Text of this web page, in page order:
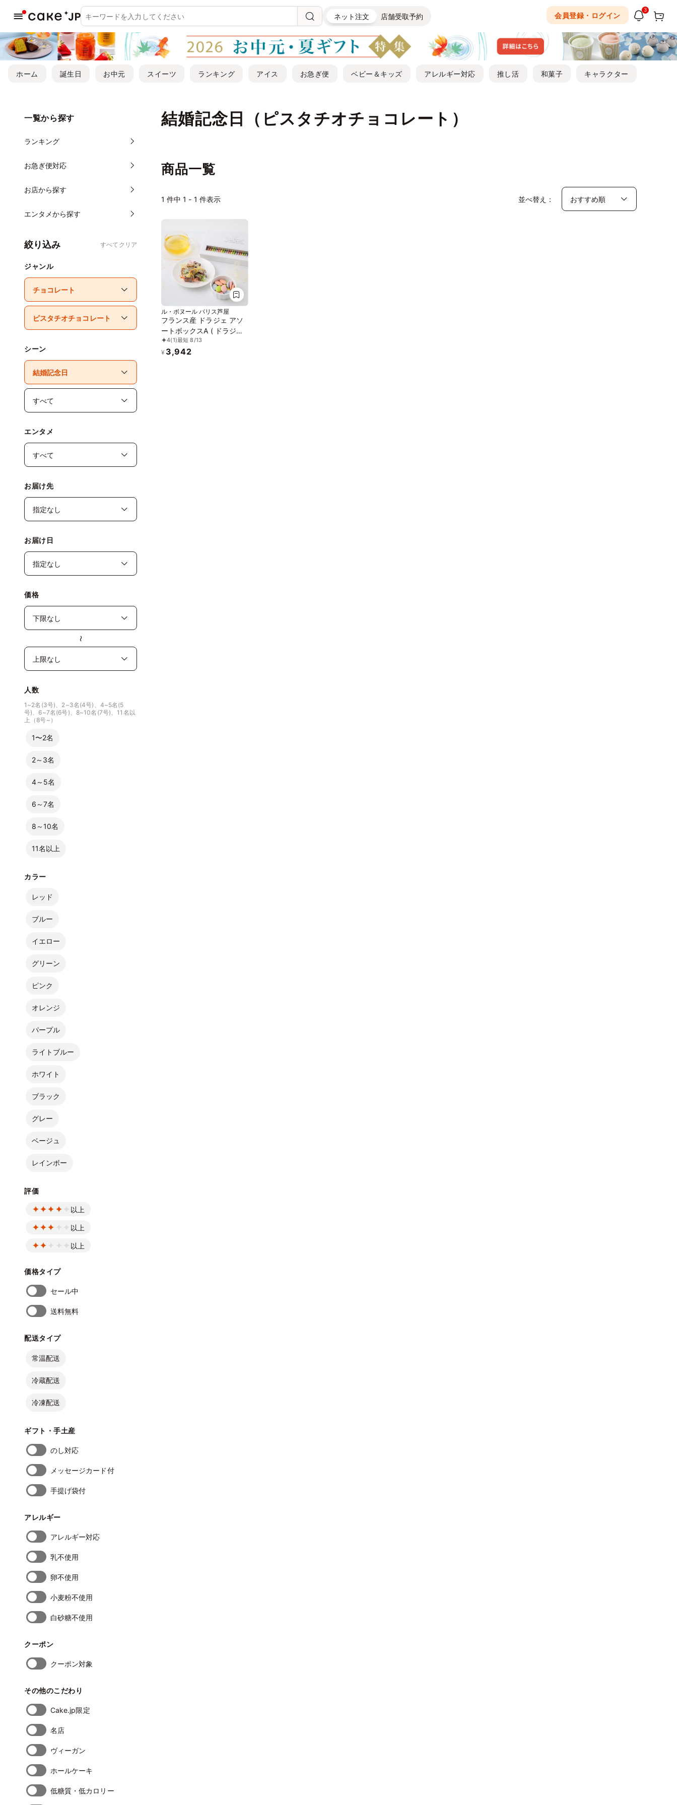
ネット注文 店舗受取予約 会員登録・ログイン
3
ホーム 誕生日 お中元 スイーツ ランキング アイス お急ぎ便 ベビー＆キッズ アレルギー対応 推し活 和菓子 キャラクター
結婚記念日（ピスタチオチョコレート）
一覧から探す
ランキング
お急ぎ便対応
お店から探す
エンタメから探す
絞り込み すべてクリア
ジャンル
シーン
エンタメ
お届け先
お届け日
価格
〜
人数
1~2名(3号)、2~3名(4号)、4~5名(5
号)、6~7名(6号)、8~10名(7号)、11名以
上（8号~）
1〜2名
2～3名
4～5名
6～7名
8～10名
11名以上
カラー
レッド
ブルー
イエロー
グリーン
ピンク
オレンジ
パープル
ライトブルー
ホワイト
ブラック
グレー
ベージュ
レインボー
評価
以上
以上
以上
価格タイプ
セール中
送料無料
配送タイプ
常温配送
冷蔵配送
冷凍配送
ギフト・手土産
のし対応
メッセージカード付
手提げ袋付
アレルギー
アレルギー対応
乳不使用
卵不使用
小麦粉不使用
白砂糖不使用
クーポン
クーポン対象
その他のこだわり
Cake.jp限定
名店
ヴィーガン
ホールケーキ
低糖質・低カロリー
商品一覧
1 件中 1 - 1 件表示 並べ替え：
ル・ボヌール パリス芦屋
フランス産 ドラジェ アソ
ートボックスA ( ドラジェ
＋ キャラメル8粒 )
4(1)最短 8/13
¥ 3,942